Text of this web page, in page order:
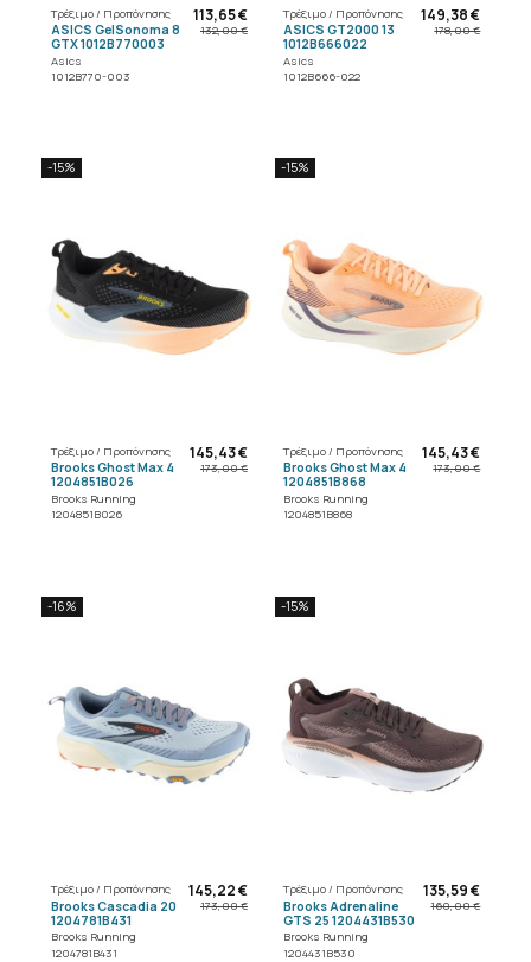
Τρέξιμο / Προπόνησης
ASICS GelSonoma 8
GTX 1012B770003
Asics
1012B770-003
113,65 €
132,00 €
Τρέξιμο / Προπόνησης
ASICS GT2000 13
1012B666022
Asics
1012B666-022
149,38 €
178,00 €
-15%
Τρέξιμο / Προπόνησης
Brooks Ghost Max 4
1204851B026
Brooks Running
1204851B026
145,43 €
173,00 €
-15%
Τρέξιμο / Προπόνησης
Brooks Ghost Max 4
1204851B868
Brooks Running
1204851B868
145,43 €
173,00 €
-16%
Τρέξιμο / Προπόνησης
Brooks Cascadia 20
1204781B431
Brooks Running
1204781B431
145,22 €
173,00 €
-15%
Τρέξιμο / Προπόνησης
Brooks Adrenaline
GTS 25 1204431B530
Brooks Running
1204431B530
135,59 €
160,00 €